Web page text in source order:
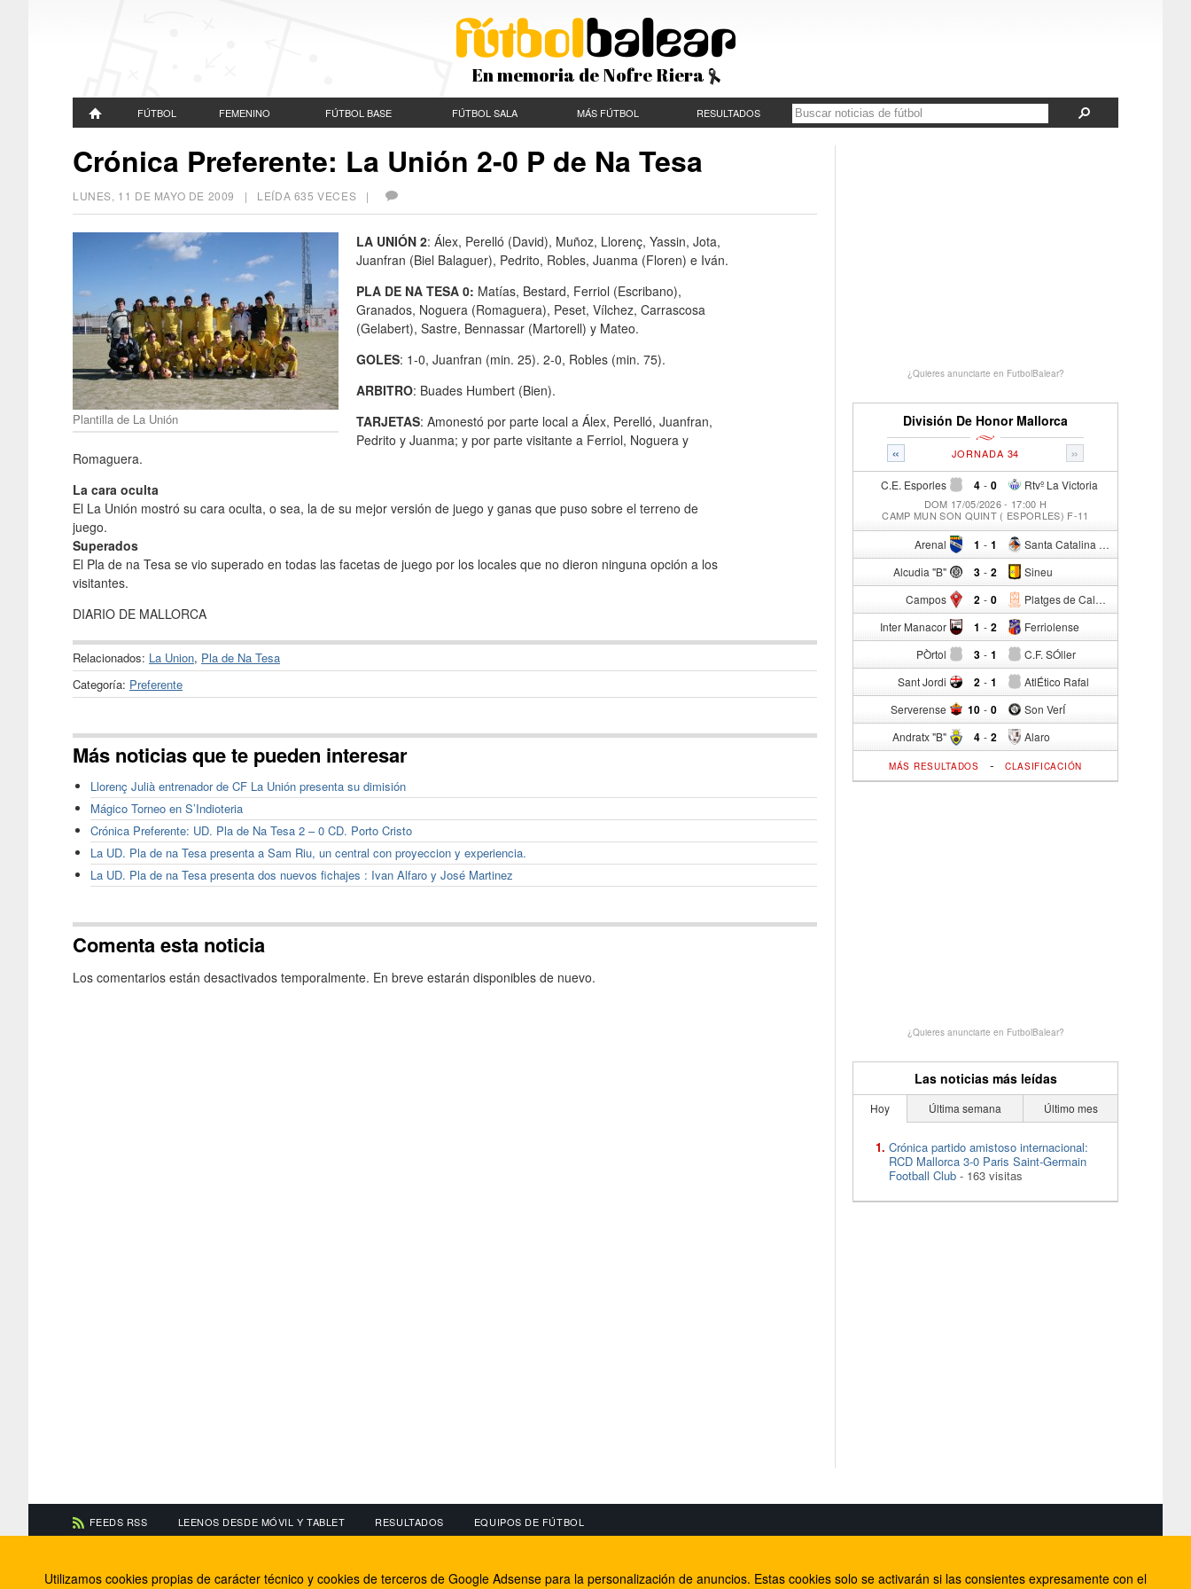
En memoria de Nofre Riera
FÚTBOL FEMENINO FÚTBOL BASE FÚTBOL SALA MÁS FÚTBOL RESULTADOS
Crónica Preferente: La Unión 2-0 P de Na Tesa
LUNES, 11 DE MAYO DE 2009 | LEÍDA 635 VECES |
Plantilla de La Unión
LA UNIÓN 2: Álex, Perelló (David), Muñoz, Llorenç, Yassin, Jota,
Juanfran (Biel Balaguer), Pedrito, Robles, Juanma (Floren) e Iván.
PLA DE NA TESA 0: Matías, Bestard, Ferriol (Escribano),
Granados, Noguera (Romaguera), Peset, Vílchez, Carrascosa
(Gelabert), Sastre, Bennassar (Martorell) y Mateo.
GOLES: 1-0, Juanfran (min. 25). 2-0, Robles (min. 75).
ARBITRO: Buades Humbert (Bien).
TARJETAS: Amonestó por parte local a Álex, Perelló, Juanfran,
Pedrito y Juanma; y por parte visitante a Ferriol, Noguera y
Romaguera.
La cara oculta
El La Unión mostró su cara oculta, o sea, la de su mejor versión de juego y ganas que puso sobre el terreno de
juego.
Superados
El Pla de na Tesa se vio superado en todas las facetas de juego por los locales que no dieron ninguna opción a los
visitantes.
DIARIO DE MALLORCA
Relacionados: La Union, Pla de Na Tesa
Categoría: Preferente
Más noticias que te pueden interesar
Llorenç Julià entrenador de CF La Unión presenta su dimisión
Mágico Torneo en S’Indioteria
Crónica Preferente: UD. Pla de Na Tesa 2 – 0 CD. Porto Cristo
La UD. Pla de na Tesa presenta a Sam Riu, un central con proyeccion y experiencia.
La UD. Pla de na Tesa presenta dos nuevos fichajes : Ivan Alfaro y José Martinez
Comenta esta noticia
Los comentarios están desactivados temporalmente. En breve estarán disponibles de nuevo.
¿Quieres anunciarte en FutbolBalear?
División De Honor Mallorca
« »
JORNADA 34
C.E. Esporles 4 - Rtvº La Victoria
0
DOM 17/05/2026 - 17:00 H
CAMP MUN SON QUINT ( ESPORLES) F-11
Arenal 1 - Santa Catalina Atº
1
Alcudia "B" 3 - Sineu
2
Campos 2 - Platges de Calvia "B"
0
Inter Manacor 1 - Ferriolense
2
PÒrtol 3 - C.F. SÓller
1
Sant Jordi 2 - AtlÉtico Rafal
1
Serverense 10 - Son VerÍ
0
Andratx "B" 4 - Alaro
2
MÁS RESULTADOS - CLASIFICACIÓN
¿Quieres anunciarte en FutbolBalear?
Las noticias más leídas
Hoy Última semana Último mes
Crónica partido amistoso internacional:
RCD Mallorca 3-0 Paris Saint-Germain
Football Club - 163 visitas
FEEDS RSS LEENOS DESDE MÓVIL Y TABLET RESULTADOS EQUIPOS DE FÚTBOL
Información de contacto
El equipo de FútbolBalear
Facebook
Internet Rural Mallorca
Utilizamos cookies propias de carácter técnico y cookies de terceros de Google Adsense para la personalización de anuncios. Estas cookies solo se activarán si las consientes expresamente con el